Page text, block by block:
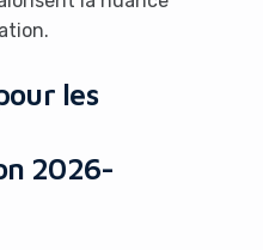
les
2026-